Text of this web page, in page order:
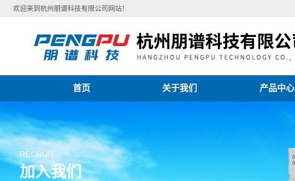
欢迎来到杭州朋谱科技有限公司网站！
首页 关于我们 产品中心
RECRUIT
加入我们